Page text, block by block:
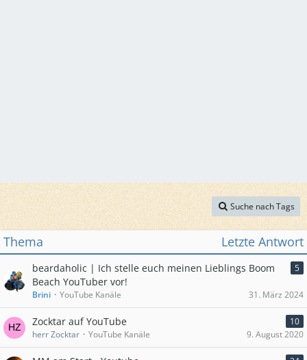
Suche nach Tags
Thema Letzte Antwort
beardaholic | Ich stelle euch meinen Lieblings Boom
Beach YouTuber vor!
5
Brini YouTube Kanäle 31. März 2024
Zocktar auf YouTube
10
herr Zocktar
YouTube Kanäle 9. August 2020